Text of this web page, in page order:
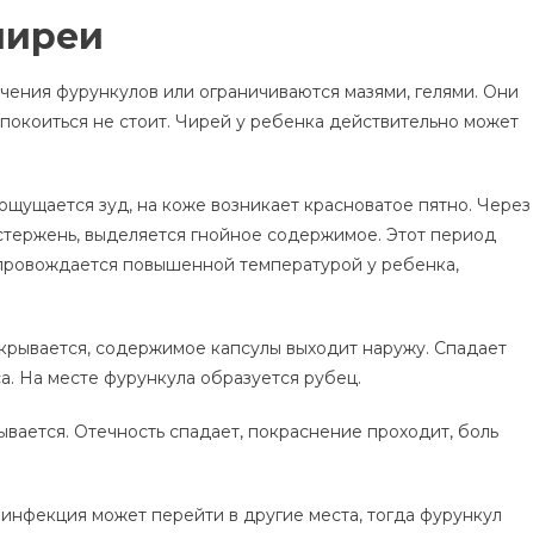
фурункулов или ограничиваются мазями, гелями. Они
не стоит. Чирей у ребенка действительно может
зуд, на коже возникает красноватое пятно. Через
выделяется гнойное содержимое. Этот период
повышенной температурой у ребенка,
содержимое капсулы выходит наружу. Спадает
На месте фурункула образуется рубец.
Отечность спадает, покраснение проходит, боль
может перейти в другие места, тогда фурункул